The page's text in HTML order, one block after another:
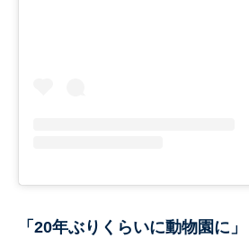
「20年ぶりくらいに動物園に」